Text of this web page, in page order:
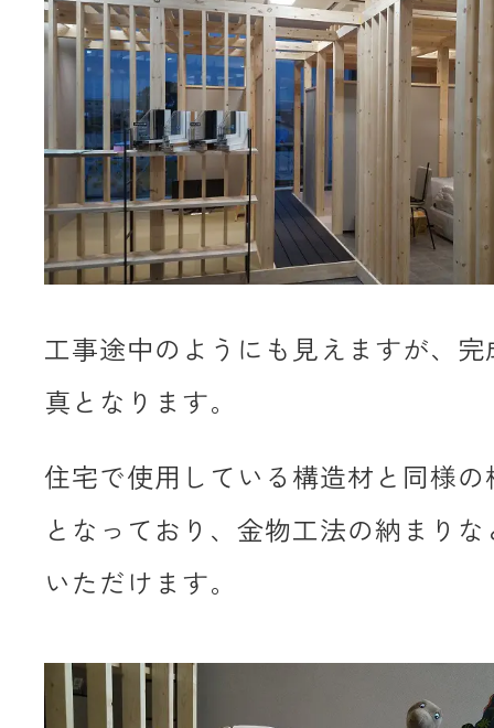
工事途中のようにも見えますが、
真となります。
住宅で使用している構造材と同様
となっており、金物工法の納まり
いただけます。